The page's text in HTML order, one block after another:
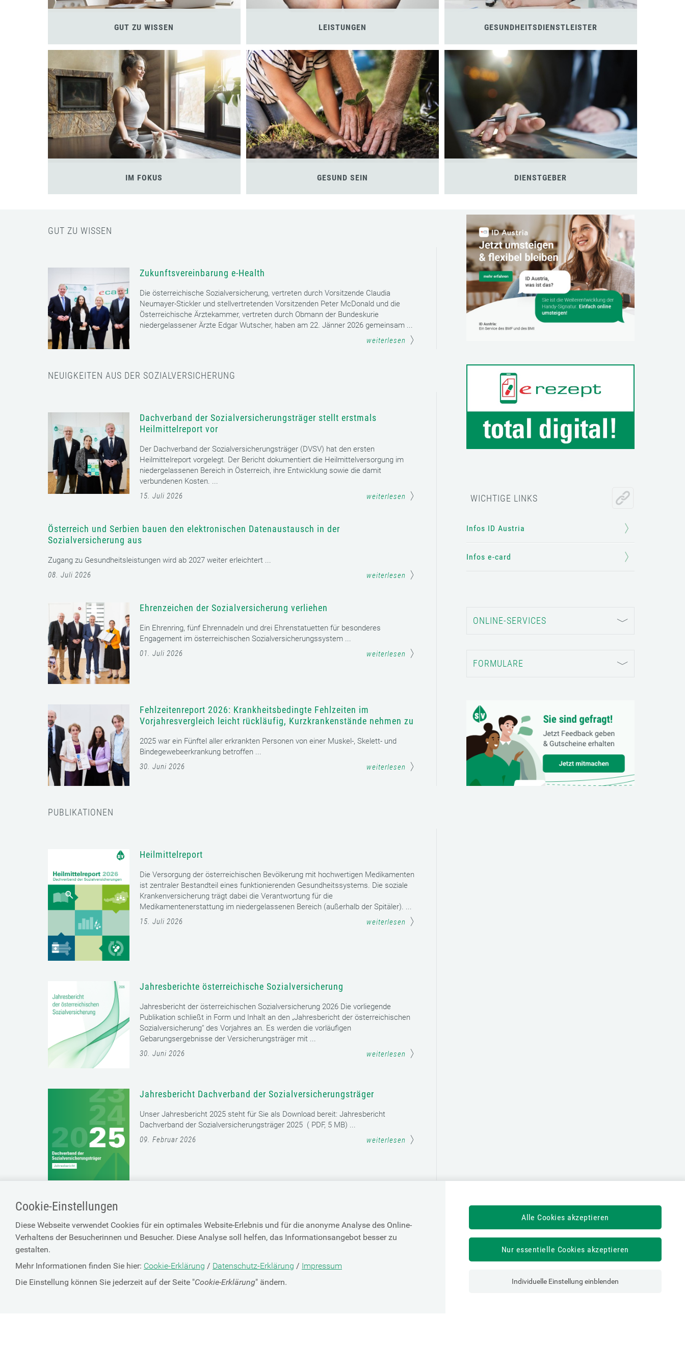
Cookie-Einstellungen
Diese Webseite verwendet Cookies für ein optimales Website-Erlebnis und für die anonyme Analyse des Online-
Verhaltens der Besucherinnen und Besucher. Diese Analyse soll helfen, das Informationsangebot besser zu
gestalten.
Mehr Informationen finden Sie hier: Cookie-Erklärung / Datenschutz-Erklärung / Impressum
Die Einstellung können Sie jederzeit auf der Seite "Cookie-Erklärung" ändern.
Alle Cookies akzeptieren
Nur essentielle Cookies akzeptieren
Individuelle Einstellung einblenden
GUT ZU WISSEN LEISTUNGEN GESUNDHEITSDIENSTLEISTER
IM FOKUS GESUND SEIN DIENSTGEBER
WICHTIGE LINKS
Infos ID Austria
Infos e-card
ONLINE-SERVICES
FORMULARE
GUT ZU WISSEN
Zukunftsvereinbarung e-Health
Die österreichische Sozialversicherung, vertreten durch Vorsitzende Claudia
Neumayer-Stickler und stellvertretenden Vorsitzenden Peter McDonald und die
Österreichische Ärztekammer, vertreten durch Obmann der Bundeskurie
niedergelassener Ärzte Edgar Wutscher, haben am 22. Jänner 2026 gemeinsam ...
weiterlesen
NEUIGKEITEN AUS DER SOZIALVERSICHERUNG
Dachverband der Sozialversicherungsträger stellt erstmals
Heilmittelreport vor
Der Dachverband der Sozialversicherungsträger (DVSV) hat den ersten
Heilmittelreport vorgelegt. Der Bericht dokumentiert die Heilmittelversorgung im
niedergelassenen Bereich in Österreich, ihre Entwicklung sowie die damit
verbundenen Kosten. ...
15. Juli 2026
weiterlesen
Österreich und Serbien bauen den elektronischen Datenaustausch in der
Sozialversicherung aus
Zugang zu Gesundheitsleistungen wird ab 2027 weiter erleichtert ...
08. Juli 2026
weiterlesen
Ehrenzeichen der Sozialversicherung verliehen
Ein Ehrenring, fünf Ehrennadeln und drei Ehrenstatuetten für besonderes
Engagement im österreichischen Sozialversicherungssystem ...
01. Juli 2026
weiterlesen
Fehlzeitenreport 2026: Krankheitsbedingte Fehlzeiten im
Vorjahresvergleich leicht rückläufig, Kurzkrankenstände nehmen zu
2025 war ein Fünftel aller erkrankten Personen von einer Muskel-, Skelett- und
Bindegewebeerkrankung betroffen ...
30. Juni 2026
weiterlesen
PUBLIKATIONEN
Heilmittelreport
Die Versorgung der österreichischen Bevölkerung mit hochwertigen Medikamenten
ist zentraler Bestandteil eines funktionierenden Gesundheitssystems. Die soziale
Krankenversicherung trägt dabei die Verantwortung für die
Medikamentenerstattung im niedergelassenen Bereich (außerhalb der Spitäler). ...
15. Juli 2026
weiterlesen
Jahresberichte österreichische Sozialversicherung
Jahresbericht der österreichischen Sozialversicherung 2026 Die vorliegende
Publikation schließt in Form und Inhalt an den „Jahresbericht der österreichischen
Sozialversicherung“ des Vorjahres an. Es werden die vorläufigen
Gebarungsergebnisse der Versicherungsträger mit ...
30. Juni 2026
weiterlesen
Jahresbericht Dachverband der Sozialversicherungsträger
Unser Jahresbericht 2025 steht für Sie als Download bereit: Jahresbericht
Dachverband der Sozialversicherungsträger 2025 ( PDF, 5 MB) ...
09. Februar 2026
weiterlesen